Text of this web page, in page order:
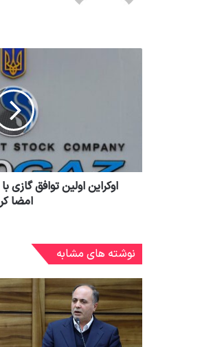
اوکراین اولین توافق گازی
امضا
نوشته های مشابه